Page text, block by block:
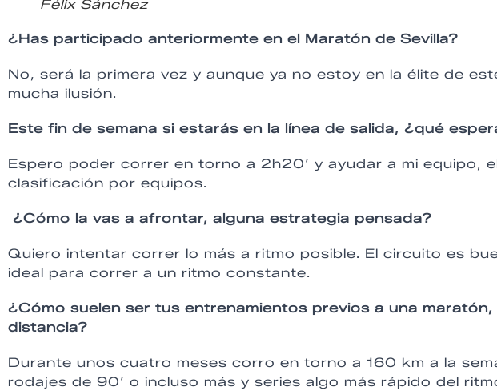
Félix Sánchez
¿Has participado anteriormente en el Maratón de Sevilla?
No, será la primera vez y aunque ya no estoy en la élite de
mucha ilusión.
Este fin de semana si estarás en la línea de salida, ¿qué
Espero poder correr en torno a 2h20’ y ayudar a mi equipo,
clasificación por equipos.
¿Cómo la vas a afrontar, alguna estrategia pensada?
Quiero intentar correr lo más a ritmo posible. El circuito es
ideal para correr a un ritmo constante.
¿Cómo suelen ser tus entrenamientos previos a una
distancia?
Durante unos cuatro meses corro en torno a 160 km a la
rodajes de 90’ o incluso más y series algo más rápido del